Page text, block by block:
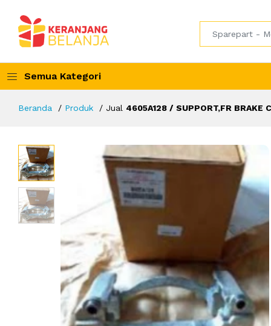
Semua Kategori
Beranda Produk Jual 4605A128 / SUPPORT,FR BRAKE